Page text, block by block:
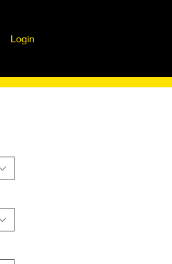
Login